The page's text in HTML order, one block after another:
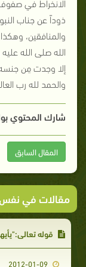
ذوداً عن جناب
والمنافقين،
الله صلى الله
إلا وجدت مِن جنسه
والحمد لله رب
شارك المحتوي
المقال السابق
مقالات في
قوله